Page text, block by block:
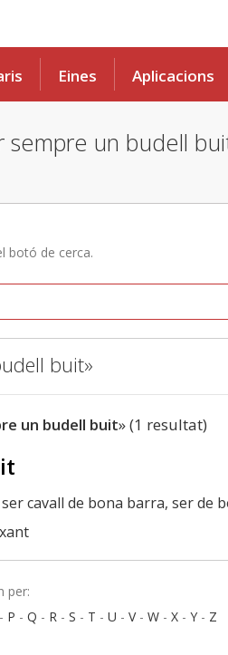
Eines Aplicacions
sempre un budell
botó de cerca.
buit»
un budell buit» (1 resultat)
cavall de bona barra, ser de
per:
- P - Q - R - S - T - U - V- W - X - Y - Z